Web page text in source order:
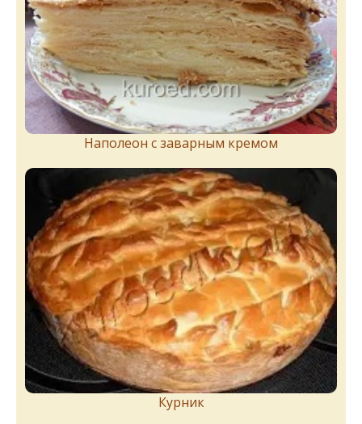
Наполеон с заварным кремом
Курник